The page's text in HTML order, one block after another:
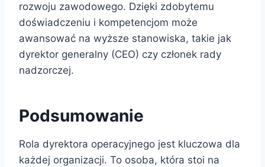
rozwoju zawodowego. Dzięki zdobytemu
doświadczeniu i kompetencjom może
awansować na wyższe stanowiska, takie jak
dyrektor generalny (CEO) czy członek rady
nadzorczej.
Podsumowanie
Rola dyrektora operacyjnego jest kluczowa dla
każdej organizacji. To osoba, która stoi na